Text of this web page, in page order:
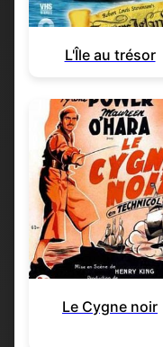
L'Île au trésor
Le Cygne noir